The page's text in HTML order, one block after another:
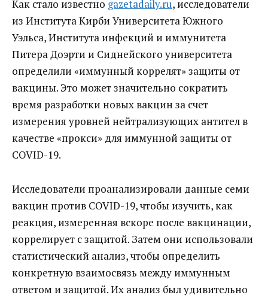
Как стало известно gazetadaily.ru, исследователи
из Института Кирби Университета Южного
Уэльса, Института инфекций и иммунитета
Питера Доэрти и Сиднейского университета
определили «иммунный коррелят» защиты от
вакцины. Это может значительно сократить
время разработки новых вакцин за счет
измерения уровней нейтрализующих антител в
качестве «прокси» для иммунной защиты от
COVID-19.
Исследователи проанализировали данные семи
вакцин против COVID-19, чтобы изучить, как
реакция, измеренная вскоре после вакцинации,
коррелирует с защитой. Затем они использовали
статистический анализ, чтобы определить
конкретную взаимосвязь между иммунным
ответом и защитой. Их анализ был удивительно